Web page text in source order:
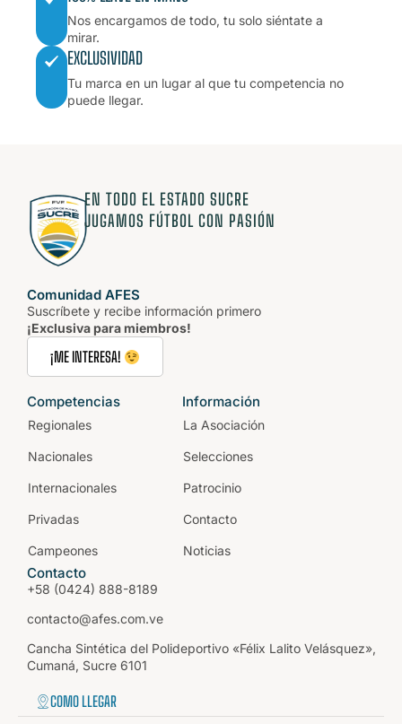
Nos encargamos de todo, tu solo siéntate a
mirar.
EXCLUSIVIDAD
Tu marca en un lugar al que tu competencia no
puede llegar.
EN TODO EL ESTADO SUCRE
JUGAMOS FÚTBOL CON PASIÓN
Comunidad AFES
Suscríbete y recibe información primero
¡Exclusiva para miembros!
¡ME INTERESA!
Competencias
Regionales
Nacionales
Internacionales
Privadas
Campeones
Información
La Asociación
Selecciones
Patrocinio
Contacto
Noticias
Contacto
+58 (0424) 888-8189
contacto@afes.com.ve
Cancha Sintética del Polideportivo «Félix Lalito Velásquez»,
Cumaná, Sucre 6101
COMO LLEGAR